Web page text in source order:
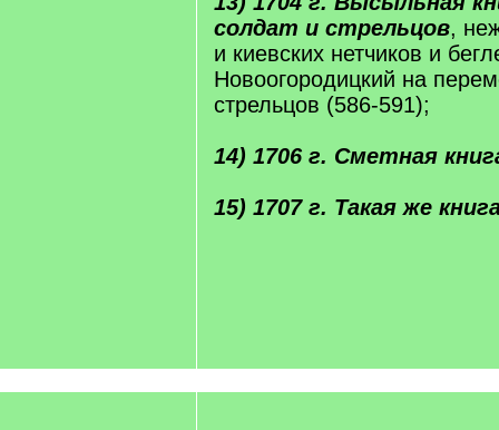
солдат и стрельцов,
и киевских нетчиков и
Новоогородицкий на
стрельцов (586-591);
14) 1706 г. Сметная
15) 1707 г. Такая же